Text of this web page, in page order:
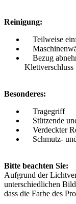
Reinigung:
Teilweise
Bezug
Klettverschluss
Besonderes:
Tragegriff
Stützende
Verdeckter
Schmutz-
Bitte beachten Sie:
Aufgrund der
unterschiedlichen
dass die Farbe des